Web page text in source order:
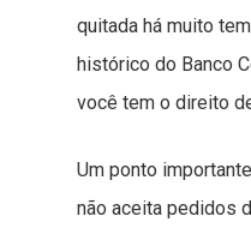
quitada há muito
histórico do Banco
você tem o direito
Um ponto
não aceita pedidos